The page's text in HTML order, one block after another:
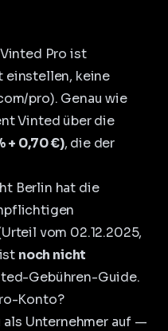
Pro ist
einstellen, keine
pro). Genau wie
Vinted über die
+ 0,70 €), die der
Berlin hat die
vom 02.12.2025,
noch nicht
Gebühren-Guide.
Konto?
Unternehmer auf —